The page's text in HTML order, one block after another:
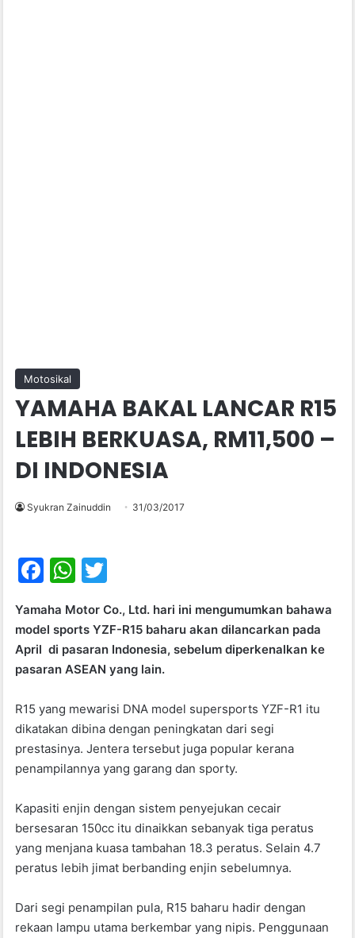
Motosikal
YAMAHA BAKAL LANCAR R15
LEBIH BERKUASA, RM11,500 –
DI INDONESIA
Syukran Zainuddin 31/03/2017
F
c
e
b
o
k
W
at
s
A
p
itt
er
Yamaha Motor Co., Ltd. hari ini mengumumkan bahawa
model sports YZF-R15 baharu akan dilancarkan pada
April di pasaran Indonesia, sebelum diperkenalkan ke
pasaran ASEAN yang lain.
R15 yang mewarisi DNA model supersports YZF-R1 itu
dikatakan dibina dengan peningkatan dari segi
prestasinya. Jentera tersebut juga popular kerana
penampilannya yang garang dan sporty.
Kapasiti enjin dengan sistem penyejukan cecair
bersesaran 150cc itu dinaikkan sebanyak tiga peratus
yang menjana kuasa tambahan 18.3 peratus. Selain 4.7
peratus lebih jimat berbanding enjin sebelumnya.
Dari segi penampilan pula, R15 baharu hadir dengan
rekaan lampu utama berkembar yang nipis. Penggunaan